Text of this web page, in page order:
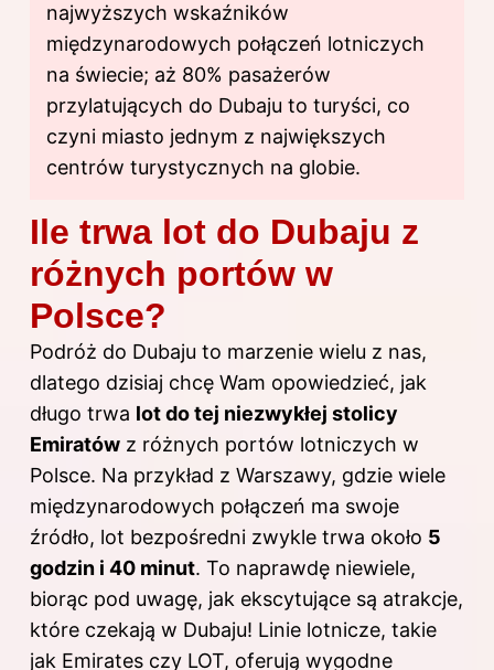
najwyższych wskaźników
międzynarodowych połączeń lotniczych
na świecie; aż 80% pasażerów
przylatujących do Dubaju to turyści, co
czyni miasto jednym z największych
centrów turystycznych na globie.
Ile trwa lot do Dubaju z
różnych portów w
Polsce?
Podróż do Dubaju to marzenie wielu z nas,
dlatego dzisiaj chcę Wam opowiedzieć, jak
długo trwa lot do tej niezwykłej stolicy
Emiratów z różnych portów lotniczych w
Polsce. Na przykład z Warszawy, gdzie wiele
międzynarodowych połączeń ma swoje
źródło, lot bezpośredni zwykle trwa około 5
godzin i 40 minut. To naprawdę niewiele,
biorąc pod uwagę, jak ekscytujące są atrakcje,
które czekają w Dubaju! Linie lotnicze, takie
jak Emirates czy LOT, oferują wygodne